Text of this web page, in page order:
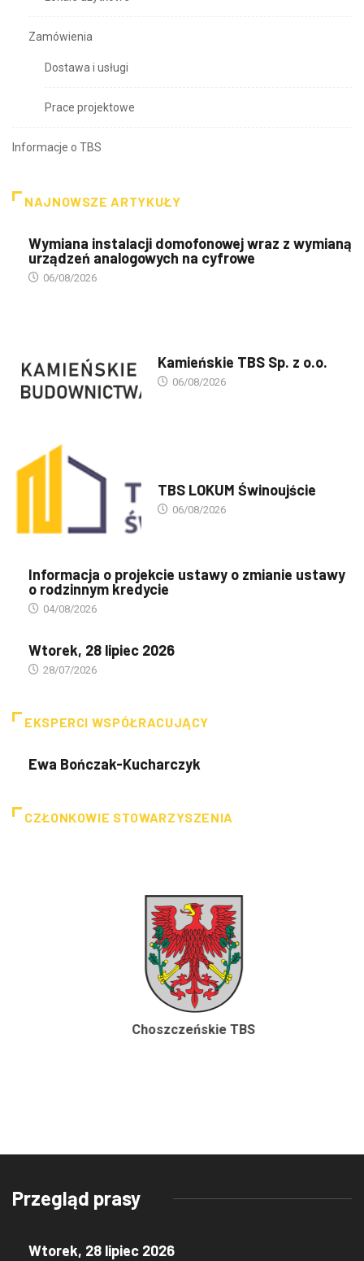
Zamówienia
Dostawa i usługi
Prace projektowe
Informacje o TBS
NAJNOWSZE ARTYKUŁY
Wymiana instalacji domofonowej wraz z wymianą
urządzeń analogowych na cyfrowe
06/08/2026
Kamieńskie TBS Sp. z o.o.
06/08/2026
TBS LOKUM Świnoujście
06/08/2026
Informacja o projekcie ustawy o zmianie ustawy
o rodzinnym kredycie
04/08/2026
Wtorek, 28 lipiec 2026
28/07/2026
EKSPERCI WSPÓŁRACUJĄCY
Ewa Bończak-Kucharczyk
CZŁONKOWIE STOWARZYSZENIA
Choszczeńskie TBS
Przegląd prasy
Wtorek, 28 lipiec 2026